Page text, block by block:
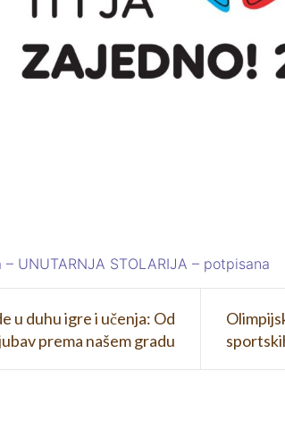
UNUTARNJA STOLARIJA – potpisana
u duhu igre i učenja: Od
prema našem gradu